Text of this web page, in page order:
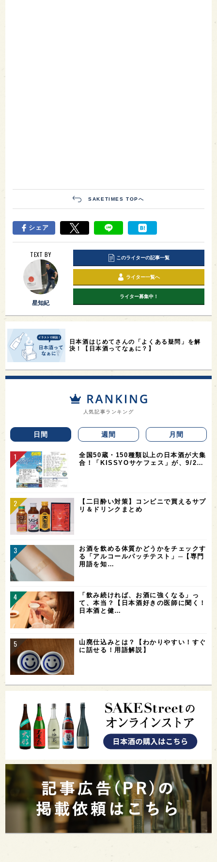
SAKETIMES TOPへ
シェア
TEXT BY
星知紀
このライターの記事一覧
ライター一覧へ
ライター募集中！
日本酒はじめてさんの「よくある疑問」を解
決！【日本酒ってなぁに？】
人気記事ランキング
日間 週間 月間
全国50蔵・150種類以上の日本酒が大集
合！「KISSYOサケフェス」が、9/2…
【二日酔い対策】コンビニで買えるサプ
リ＆ドリンクまとめ
お酒を飲める体質かどうかをチェックす
る「アルコールパッチテスト」─【専門
用語を知…
「飲み続ければ、お酒に強くなる」っ
て、本当？【日本酒好きの医師に聞く！
日本酒と健…
山廃仕込みとは？【わかりやすい！すぐ
に話せる！用語解説】